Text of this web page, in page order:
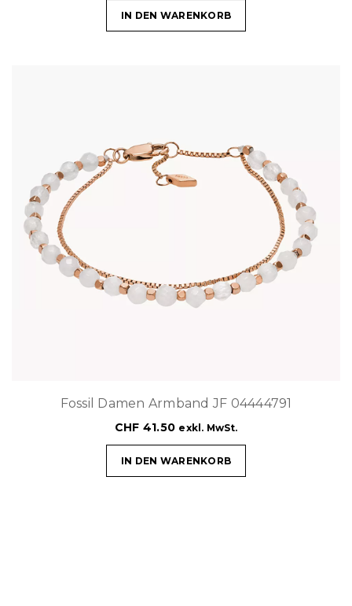
IN DEN WARENKORB
Fossil Damen Armband JF 04444791
CHF 41.50 exkl. MwSt.
IN DEN WARENKORB